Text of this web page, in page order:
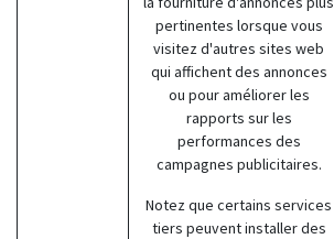
pertinentes lorsque vous
visitez d'autres sites web
qui affichent des annonces
ou pour améliorer les
rapports sur les
performances des
campagnes publicitaires.
Notez que certains services
tiers peuvent installer des